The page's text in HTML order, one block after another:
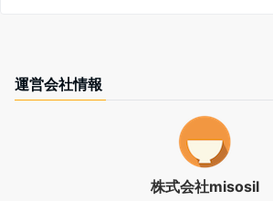
運営会社情報
株式会社misosil